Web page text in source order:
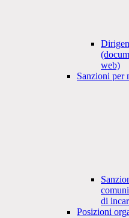
web)
Sanzioni per
di
Posizioni